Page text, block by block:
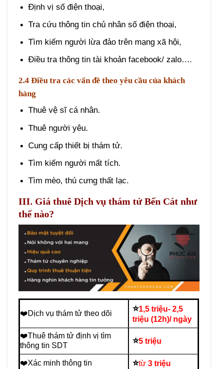
Định vị số điện thoại,
Tra cứu thông tin chủ nhân số điện thoại,
Tìm kiếm người lừa đảo trên mạng xã hội,
Điều tra thông tin tài khoản facebook/ zalo….
2.4 Điều tra các vấn đề theo yêu cầu của khách
hàng
Thuê vệ sĩ cá nhân.
Thuê người yêu.
Cung cấp thiết bị thám tử.
Tìm kiếm người mất tích.
Tìm mèo, thú cưng thất lạc.
III. Giá thuê Dịch vụ thám tử Bến Cát như
thế nào?
❤️Dịch vụ thám tử theo dõi ⭐1,5 triệu- 2,5
triệu (12h)/ ngày
❤️Thuê thám tử định vị tìm
thông tin SDT
⭐5 triệu
❤️Xác minh thông tin ⭐từ 3 triệu